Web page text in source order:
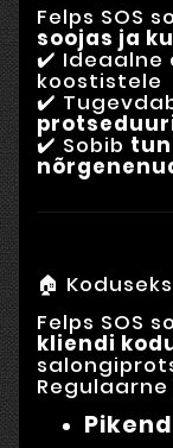
Felps SOS
soojas ja
✔️ Ideaalne
koostistele
✔️
✔️ Sobib
🏠
Felps SOS
kliendi